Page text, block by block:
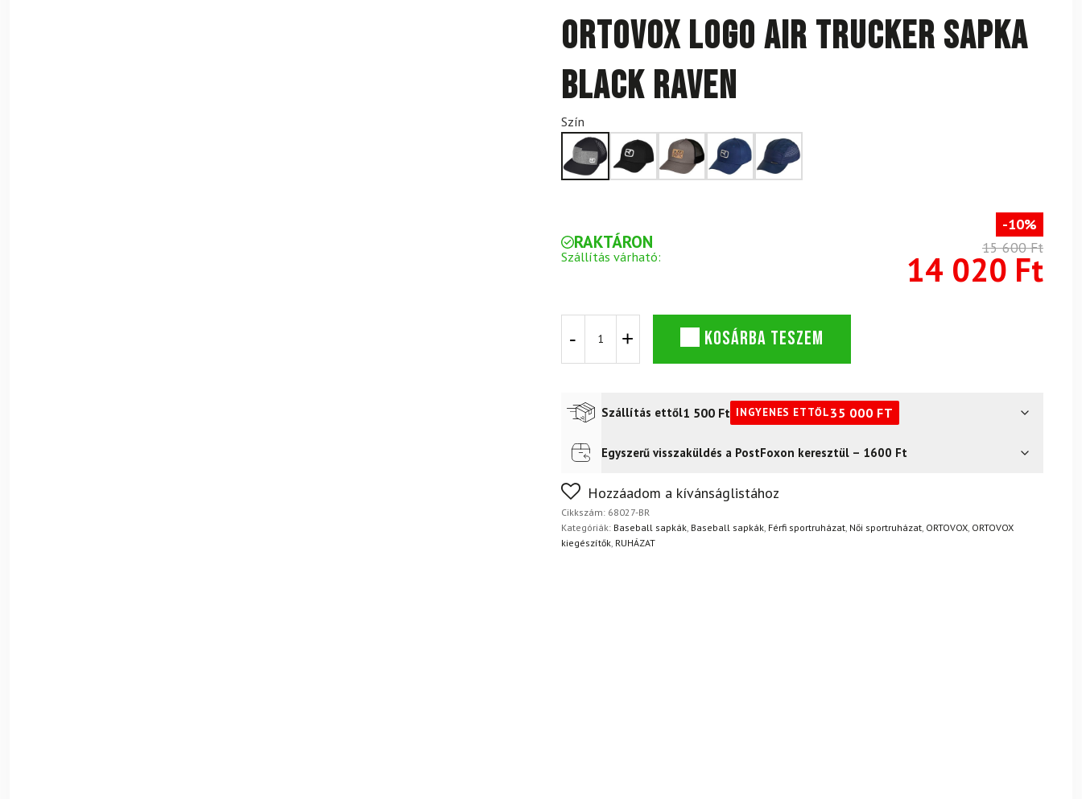
ORTOVOX Logo Air Trucker Sapka
Black Raven
Szín
RAKTÁRON
Szállítás várható:
-10%
15 600 Ft
14 020 Ft
Logo
Black
Raven
KOSÁRBA TESZEM
Szállítás ettől1 500 Ft INGYENES ETTŐL35 000 FT
Futár a címre2 400Ft
FoxPost
Egyszerű visszaküldés a PostFoxon keresztül – 1600 Ft
Nem biztos a választásában? Semmi gond – a terméket egyszerűen visszaküldheti 14
napon belül, indoklás nélkül.
Hozzáadom a kívánságlistához
Cikkszám: 68027-BR
Kategóriák: Baseball sapkák, Baseball sapkák, Férfi sportruházat, Női sportruházat, ORTOVOX, ORTOVOX
kiegészítők, RUHÁZAT